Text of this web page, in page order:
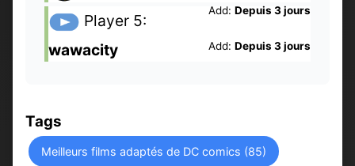
Add: Depuis 3 jours
Player 5:
wawacity
Add: Depuis 3 jours
Tags
Meilleurs films adaptés de DC comics (85)